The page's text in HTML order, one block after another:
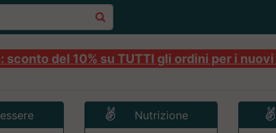
sconto del 10% su TUTTI gli ordini per i
Nutrizione